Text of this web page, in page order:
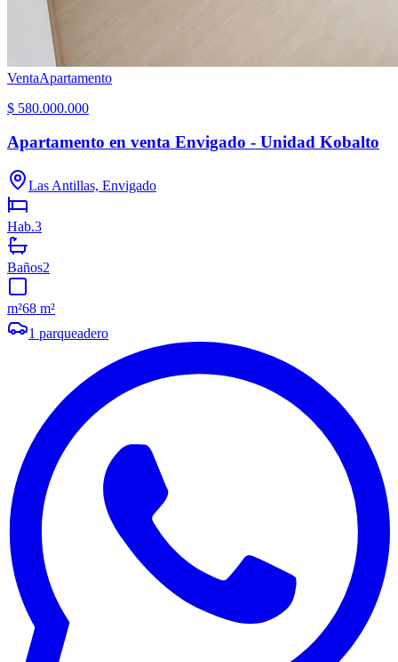
VentaApartamento
$ 580.000.000
Apartamento en venta Envigado - Unidad Kobalto
Las Antillas, Envigado
Hab.3
Baños2
m²68 m²
1 parqueadero